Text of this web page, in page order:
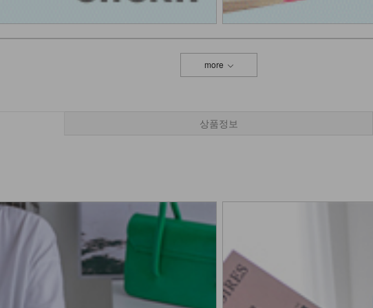
more
상품정보